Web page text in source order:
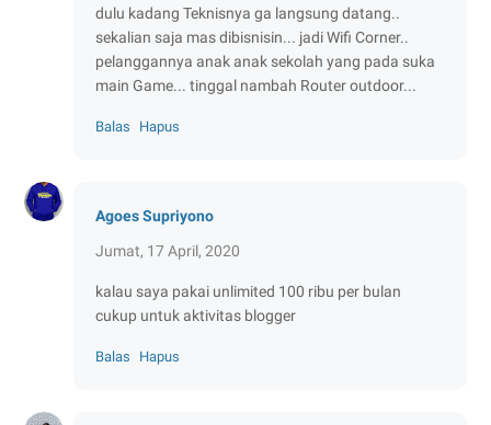
dulu kadang Teknisnya ga langsung datang..
sekalian saja mas dibisnisin... jadi Wifi Corner..
pelanggannya anak anak sekolah yang pada suka
main Game... tinggal nambah Router outdoor...
Balas Hapus
Agoes Supriyono
Jumat, 17 April, 2020
kalau saya pakai unlimited 100 ribu per bulan
cukup untuk aktivitas blogger
Balas Hapus